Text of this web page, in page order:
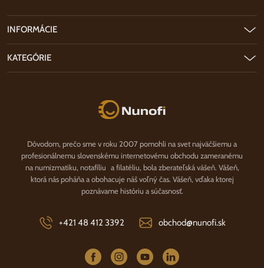
Nunofi.sk
Dôvodom, prečo sme v roku 2007 pomohli na svet najväčšiemu a
profesionálnemu slovenskému internetovému obchodu zameranému
na numizmatiku, notafíliu a filatéliu, bola zberateľská vášeň. Vášeň,
ktorá nás poháňa a obohacuje náš voľný čas. Vášeň, vďaka ktorej
poznávame históriu a súčasnosť.
+421 48 412 3392 obchod@nunofi.sk
INFORMÁCIE
KATEGÓRIE